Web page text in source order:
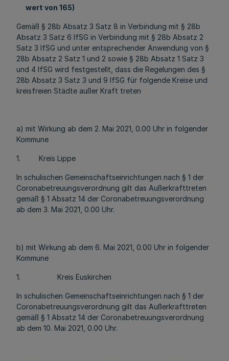
wert von 165)
Gemäß § 28b Absatz 3 Satz 8 in Verbindung mit § 28b
Absatz 3 Satz 6 IfSG in Verbindung mit § 28b Absatz 2
Satz 3 IfSG und unter entsprechender Anwendung von §
28b Absatz 2 Satz 1 und 2 sowie § 28b Absatz 1 Satz 3
und 4 IfSG wird festgestellt, dass die Regelungen des §
28b Absatz 3 Satz 3 und 9 IfSG für folgende Kreise und
kreisfreien Städte außer Kraft treten
a) mit Wirkung ab dem 2. Mai 2021, 0.00 Uhr in folgender
Kommune
1. Kreis Lippe
In schulischen Gemeinschaftseinrichtungen nach § 1 der
Coronabetreuungsverordnung gilt das Außerkrafttreten
gemäß § 1 Absatz 14 der Coronabetreuungsverordnung
ab dem 3. Mai 2021, 0.00 Uhr.
b) mit Wirkung ab dem 6. Mai 2021, 0.00 Uhr in folgender
Kommune
1. Kreis Euskirchen
In schulischen Gemeinschaftseinrichtungen nach § 1 der
Coronabetreuungsverordnung gilt das Außerkrafttreten
gemäß § 1 Absatz 14 der Coronabetreuungsverordnung
ab dem 10. Mai 2021, 0.00 Uhr.